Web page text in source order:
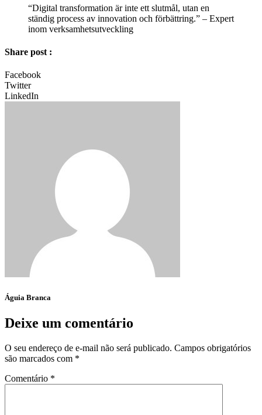
“Digital transformation är inte ett slutmål, utan en
ständig process av innovation och förbättring.” – Expert
inom verksamhetsutveckling
Share post :
Facebook
Twitter
LinkedIn
Águia Branca
Deixe um comentário
O seu endereço de e-mail não será publicado. Campos obrigatórios
são marcados com *
Comentário *